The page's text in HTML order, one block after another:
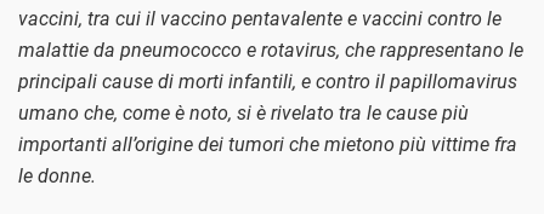
vaccini, tra cui il vaccino pentavalente e vaccini contro le
malattie da pneumococco e rotavirus, che rappresentano le
principali cause di morti infantili, e contro il papillomavirus
umano che, come è noto, si è rivelato tra le cause più
importanti all’origine dei tumori che mietono più vittime fra
le donne.